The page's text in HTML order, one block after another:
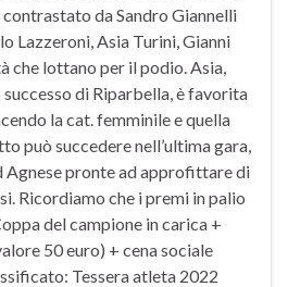
da Sandro Giannelli
Lazzeroni, Asia Turini, Gianni
che lottano per il podio. Asia,
di Riparbella, è favorita
la cat. femminile e quella
può succedere nell’ultima gara,
Agnese pronte ad approfittare di
Ricordiamo che i premi in palio
del campione in carica +
50 euro) + cena sociale
Tessera atleta 2022